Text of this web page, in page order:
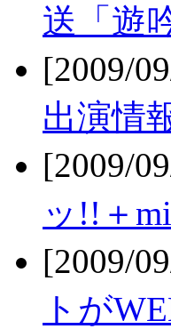
送「遊
[2009/
出演情
[2009/
ッ!!＋
[2009/
トが